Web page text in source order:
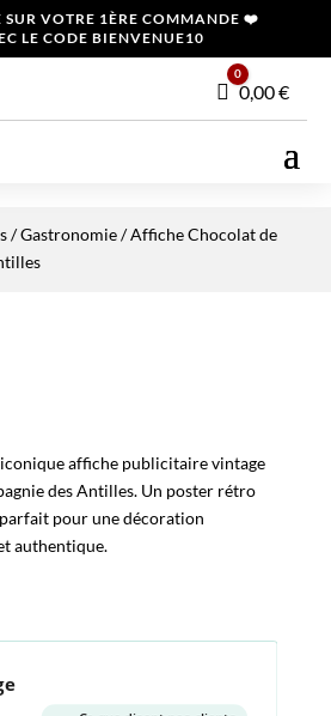
SUR VOTRE 1ÈRE COMMANDE ❤️
LE CODE BIENVENUE10
Panier
0
0,00€
/Gastronomie/ Affiche Chocolat de
affiche publicitaire vintage
des Antilles. Un poster rétro
pour une décoration
authentique.